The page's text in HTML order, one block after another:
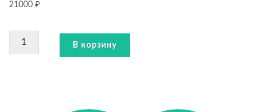
21000 ₽
В корзину